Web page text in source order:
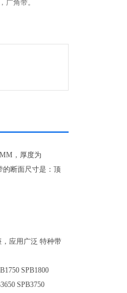
广角带。
，厚度为
的断面尺寸是：顶
应用广泛 特种带
SPB1800
SPB3750